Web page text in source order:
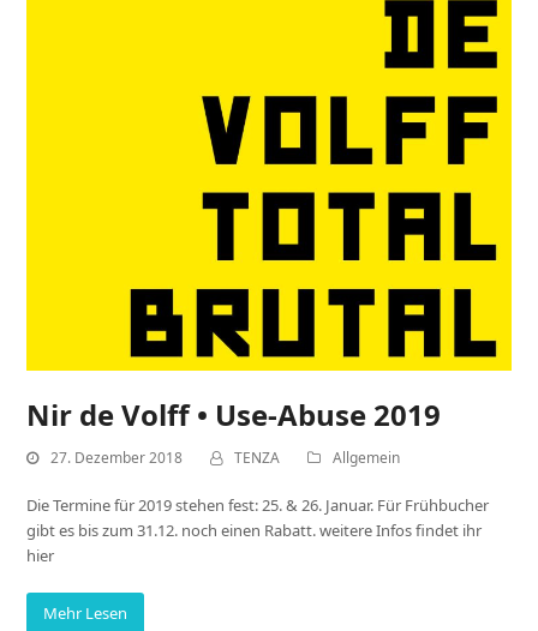
Nir de Volff • Use-Abuse 2019
27. Dezember 2018 TENZA Allgemein
Die Termine für 2019 stehen fest: 25. & 26. Januar. Für Frühbucher
gibt es bis zum 31.12. noch einen Rabatt. weitere Infos findet ihr
hier
Mehr Lesen